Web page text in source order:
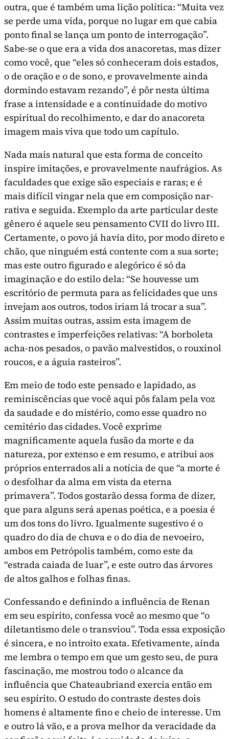
outra, que é tam­bém uma lição política: “Muita vez
se perde uma vida, porque no lugar em que cabia
ponto final se lança um ponto de interrogação”.
Sabe-se o que era a vida dos anacoretas, mas dizer
como você, que “eles só conheceram dois estados,
o de oração e o de sono, e provavelmen­te ainda
dormindo estavam rezando”, é pôr nesta última
frase a in­tensidade e a continuidade do motivo
espiritual do recolhimento, e dar do anacoreta
imagem mais viva que todo um capítulo.
Nada mais natural que esta forma de conceito
inspire imita­ções, e provavelmente naufrágios. As
faculdades que exige são es­peciais e raras; e é
mais difícil vingar nela que em composição nar­
rativa e seguida. Exemplo da arte particular deste
gênero é aquele seu pensamento CVII do livro III.
Certamente, o povo já havia dito, por modo direto e
chão, que ninguém está contente com a sua sorte;
mas este outro figurado e alegórico é só da
imaginação e do estilo dela: “Se houvesse um
escritório de permuta para as feli­cidades que uns
invejam aos outros, todos iriam lá trocar a sua”.
Assim muitas outras, assim esta imagem de
contrastes e imperfei­ções relativas: “A borboleta
acha-nos pesados, o pavão malvestidos, o rouxinol
roucos, e a águia rasteiros”.
Em meio de todo este pensado e lapidado, as
reminiscências que você aqui pôs falam pela voz
da saudade e do mistério, como esse quadro no
cemitério das cidades. Você exprime
magnificamen­te aquela fusão da morte e da
natureza, por extenso e em resu­mo, e atribui aos
próprios enterrados ali a notícia de que “a mor­te é
o desfolhar da alma em vista da eterna
primavera”. Todos gostarão dessa forma de dizer,
que para alguns será apenas poéti­ca, e a poesia é
um dos tons do livro. Igualmente sugestivo é o
quadro do dia de chuva e o do dia de nevoeiro,
ambos em Petró­polis também, como este da
“estrada caiada de luar”, e este outro das árvores
de altos galhos e folhas finas.
Confessando e definindo a influência de Renan
em seu espíri­to, confessa você ao mesmo que “o
diletantismo dele o transviou”. Toda essa exposição
é sincera, e no introito exata. Efetivamente, ainda
me lembra o tempo em que um gesto seu, de pura
fascinação, me mostrou todo o alcance da
influência que Chateaubriand exer­cia então em
seu espírito. O estudo do contraste destes dois
homens é altamente fino e cheio de interesse. Um
e outro lá vão, e a prova melhor da veracidade da